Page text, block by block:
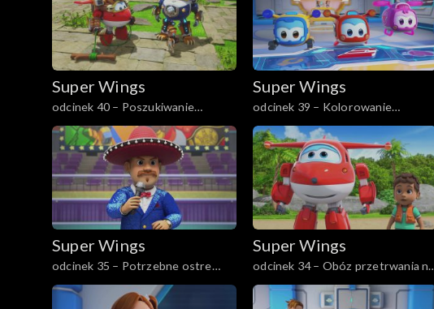
sezon 5 – Super Lotki
sezon 4
sezon 3
Super Wings
odcinek 40 – Poszukiwanie
skarbów w Peru
Super Wings
odcinek 39 – Kolorowanie
Kosmosu, część 2
Super Wings
odcinek 35 – Potrzebne ostre
taco w Meksyku
Super Wings
odcinek 34 – Obóz przetrwania na
Fiji